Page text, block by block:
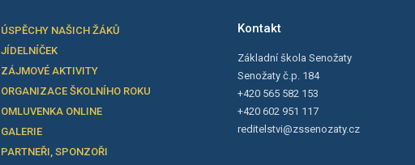
ÚSPĚCHY NAŠICH ŽÁKŮ
JÍDELNÍČEK
ZÁJMOVÉ AKTIVITY
ORGANIZACE ŠKOLNÍHO ROKU
OMLUVENKA ONLINE
GALERIE
PARTNEŘI, SPONZOŘI
Kontakt
Základní škola Senožaty
Senožaty č.p. 184
+420 565 582 153
+420 602 951 117
reditelstvi@zssenozaty.cz